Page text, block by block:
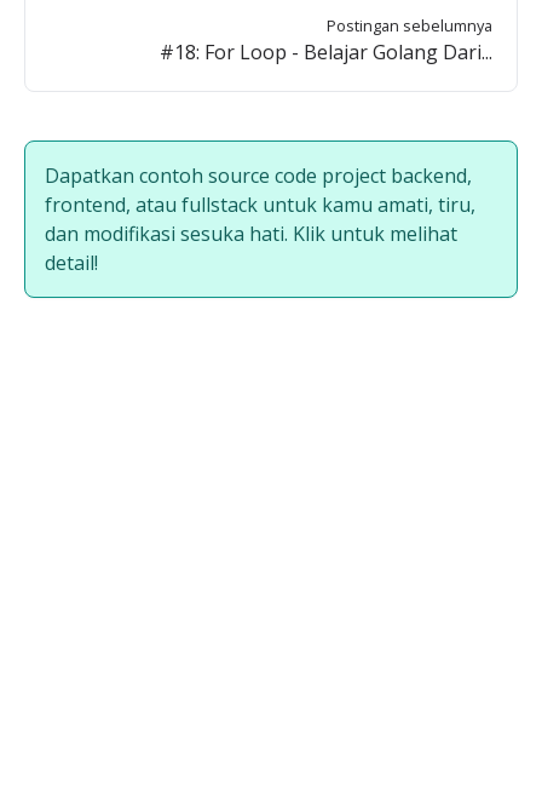
Postingan sebelumnya
#18: For Loop - Belajar Golang Dari...
Dapatkan contoh source code project backend,
frontend, atau fullstack untuk kamu amati, tiru,
dan modifikasi sesuka hati. Klik untuk melihat
detail!